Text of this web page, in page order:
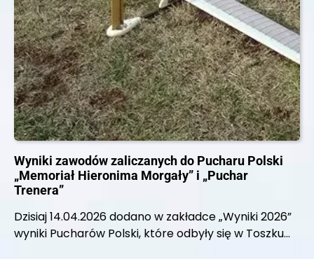
Wyniki zawodów zaliczanych do Pucharu Polski
„Memoriał Hieronima Morgały” i „Puchar
Trenera”
Dzisiaj 14.04.2026 dodano w zakładce „Wyniki 2026”
wyniki Pucharów Polski, które odbyły się w Toszku…